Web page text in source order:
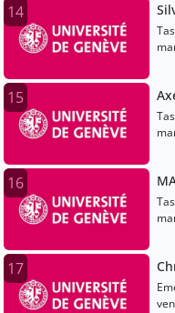
14
15
16
17